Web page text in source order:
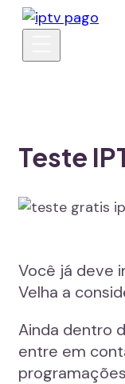
Teste
Você já deve
Velha a
Ainda dentro
entre em